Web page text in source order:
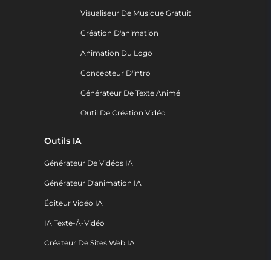
Visualiseur De Musique Gratuit
Création D'animation
Animation Du Logo
Concepteur D'intro
Générateur De Texte Animé
Outil De Création Vidéo
Outils IA
Générateur De Vidéos IA
Générateur D'animation IA
Éditeur Vidéo IA
IA Texte-À-Vidéo
Créateur De Sites Web IA